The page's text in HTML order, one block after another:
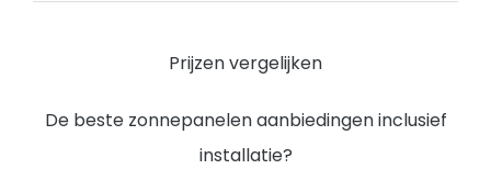
Prijzen vergelijken
De beste zonnepanelen aanbiedingen inclusief
installatie?